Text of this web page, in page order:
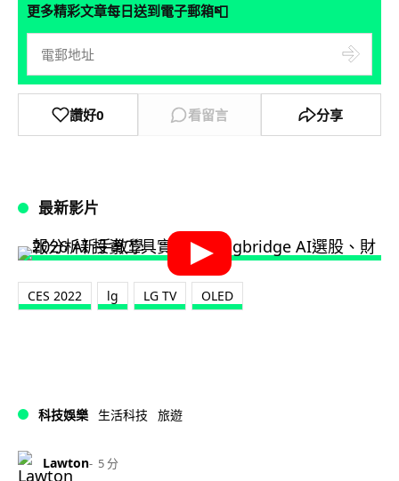
更多精彩文章每日送到電子郵箱📮
讚好0 看留言 分享
最新影片
CES 2022 lg LG TV OLED
科技娛樂 生活科技 旅遊
Lawton 5 分